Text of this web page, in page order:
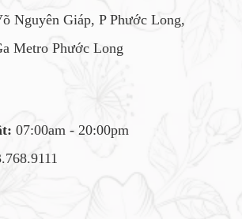
Nguyên Giáp, P Phước Long,
Metro Phước Long
07:00am - 20:00pm